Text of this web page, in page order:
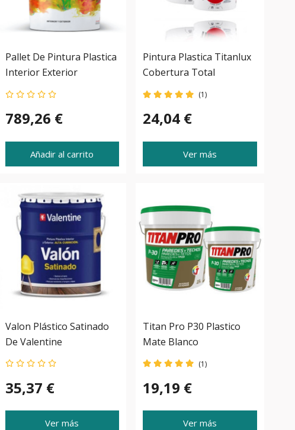
Pallet De Pintura Plastica
Interior Exterior
Mirobriga
789,26 €
Añadir al carrito
Pintura Plastica Titanlux
Cobertura Total
(1)
24,04 €
Ver más
Valon Plástico Satinado
De Valentine
35,37 €
Ver más
Titan Pro P30 Plastico
Mate Blanco
(1)
19,19 €
Ver más